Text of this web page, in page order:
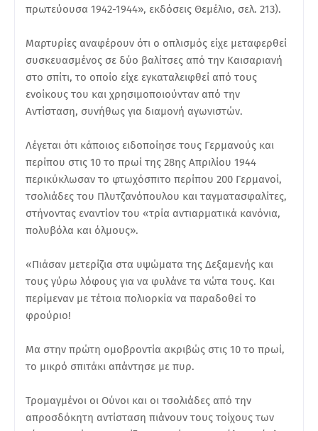
πρωτεύουσα 1942-1944», εκδόσεις Θεμέλιο, σελ. 213).
Μαρτυρίες αναφέρουν ότι ο οπλισμός είχε μεταφερθεί
συσκευασμένος σε δύο βαλίτσες από την Καισαριανή
στο σπίτι, το οποίο είχε εγκαταλειφθεί από τους
ενοίκους του και χρησιμοποιούνταν από την
Αντίσταση, συνήθως για διαμονή αγωνιστών.
Λέγεται ότι κάποιος ειδοποίησε τους Γερμανούς και
περίπου στις 10 το πρωί της 28ης Απριλίου 1944
περικύκλωσαν το φτωχόσπιτο περίπου 200 Γερμανοί,
τσολιάδες του Πλυτζανόπουλου και ταγματασφαλίτες,
στήνοντας εναντίον του «τρία αντιαρματικά κανόνια,
πολυβόλα και όλμους».
«Πιάσαν μετερίζια στα υψώματα της Δεξαμενής και
τους γύρω λόφους για να φυλάνε τα νώτα τους. Και
περίμεναν με τέτοια πολιορκία να παραδοθεί το
φρούριο!
Μα στην πρώτη ομοβροντία ακριβώς στις 10 το πρωί,
το μικρό σπιτάκι απάντησε με πυρ.
Τρομαγμένοι οι Ούνοι και οι τσολιάδες από την
απροσδόκητη αντίσταση πιάνουν τους τοίχους των